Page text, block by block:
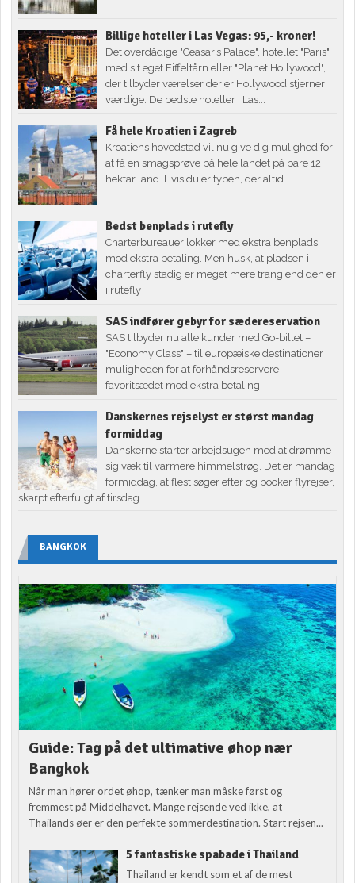
Billige hoteller i Las Vegas: 95,- kroner!
Det overdådige "Ceasar’s Palace", hotellet "Paris"
med sit eget Eiffeltårn eller "Planet Hollywood",
der tilbyder værelser der er Hollywood stjerner
værdige. De bedste hoteller i Las...
Få hele Kroatien i Zagreb
Kroatiens hovedstad vil nu give dig mulighed for
at få en smagsprøve på hele landet på bare 12
hektar land. Hvis du er typen, der altid...
Bedst benplads i rutefly
Charterbureauer lokker med ekstra benplads
mod ekstra betaling. Men husk, at pladsen i
charterfly stadig er meget mere trang end den er
i rutefly
SAS indfører gebyr for sædereservation
SAS tilbyder nu alle kunder med Go-billet –
"Economy Class" – til europæiske destinationer
muligheden for at forhåndsreservere
favoritsædet mod ekstra betaling.
Danskernes rejselyst er størst mandag
formiddag
Danskerne starter arbejdsugen med at drømme
sig væk til varmere himmelstrøg. Det er mandag
formiddag, at flest søger efter og booker flyrejser,
skarpt efterfulgt af tirsdag...
BANGKOK
Guide: Tag på det ultimative øhop nær
Bangkok
Når man hører ordet øhop, tænker man måske først og
fremmest på Middelhavet. Mange rejsende ved ikke, at
Thailands øer er den perfekte sommerdestination. Start rejsen...
5 fantastiske spabade i Thailand
Thailand er kendt som et af de mest